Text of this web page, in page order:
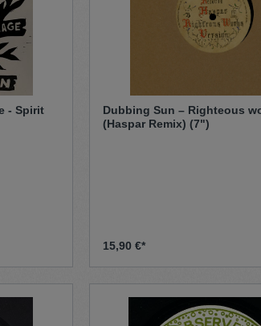
- Spirit
Dubbing Sun – Righteous
(Haspar Remix) (7")
15,90 €*